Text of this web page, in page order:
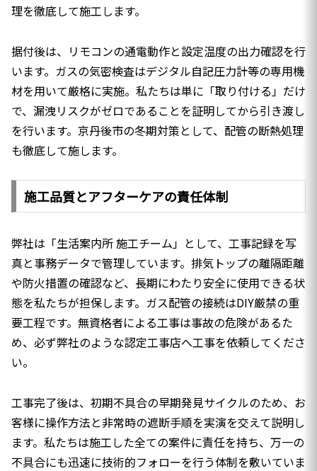
理を徹底して施工します。
据付後は、リモコンの通電動作と設定温度の出力確認を行
います。ガスの気密検査はデジタル自記圧力計等の専用機
材を用いて厳格に実施。私たちは単に「取り付ける」だけ
で、漏洩リスクがゼロであることを証明してから引き渡し
を行います。京丹後市の冬期対策として、配管の断熱処理
も徹底して施します。
施工品質とアフターケアの責任体制
弊社は「生活案内所 施工チーム」として、工事記録を写
真と事務データで管理しています。排気トップの離隔距離
や防火措置の確認など、長期にわたり安全に使用できる状
態を私たちが担保します。ガス配管の接続はDIY厳禁の重
要工程です。無資格者による工事は事故の危険があるた
め、必ず弊社のような認定工事店へ工事を依頼してくださ
い。
工事完了後は、初期不具合の早期発見サイクルのため、お
客様に操作方法と非常時の遮断手順を実演を交えて説明し
ます。私たちは施工した全ての案件に責任を持ち、万一の
不具合にも迅速に技術的フォローを行う体制を敷いていま